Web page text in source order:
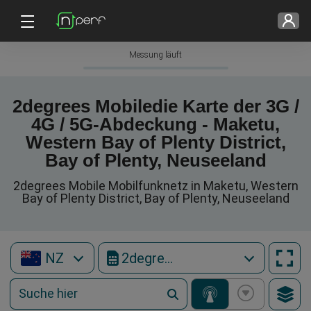
Messung läuft
2degrees Mobiledie Karte der 3G /
4G / 5G-Abdeckung - Maketu,
Western Bay of Plenty District,
Bay of Plenty, Neuseeland
2degrees Mobile Mobilfunknetz in Maketu, Western
Bay of Plenty District, Bay of Plenty, Neuseeland
NZ 2degrees Mobile